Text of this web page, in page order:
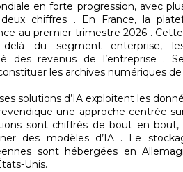
en forte progression, avec
chiffres . En France, la
au premier trimestre 2026 .
du segment enterprise,
des revenus de l’entreprise .
les archives numériques de
solutions d’IA exploitent les
une approche centrée
sont chiffrés de bout en
des modèles d’IA . Le
sont hébergées en
Unis.